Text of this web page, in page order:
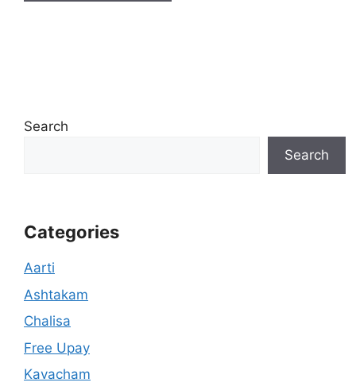
Search
Search
Categories
Aarti
Ashtakam
Chalisa
Free Upay
Kavacham